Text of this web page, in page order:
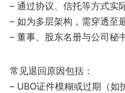
– 通过协议、信托等方式实
– 如为多层架构，需穿透至
– 董事、股东名册与公司秘
常见退回原因包括：
– UBO证件模糊或过期（如